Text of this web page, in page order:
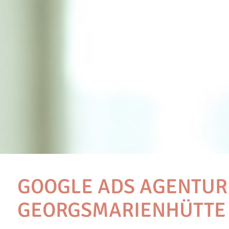
GOOGLE ADS
GEORGSMARIENHÜTTE